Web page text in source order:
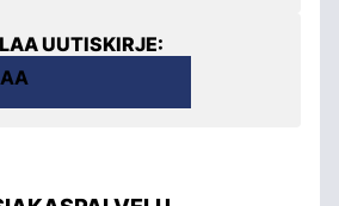
UUTISKIRJE: